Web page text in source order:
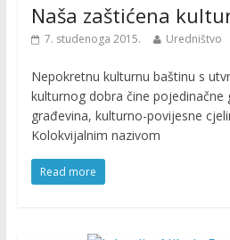
Naša zaštićena
7. studenoga 2015. Uredništvo
Nepokretnu kulturnu baštinu s
kulturnog dobra čine pojedinačne
građevina, kulturno-povijesne
Kolokvijalnim nazivom
Read more